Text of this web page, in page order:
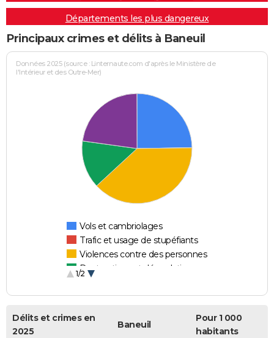
Départements les plus dangereux
Principaux crimes et délits à Baneuil
Données 2025 (source : Linternaute.com d'après le Ministère de
l'Intérieur et des Outre-Mer)
Vols et cambriolages
Trafic et usage de stupéfiants
Violences contre des personnes
Destructions et dégradations
1/2
Délits et crimes en
2025
Baneuil
Pour 1 000
habitants